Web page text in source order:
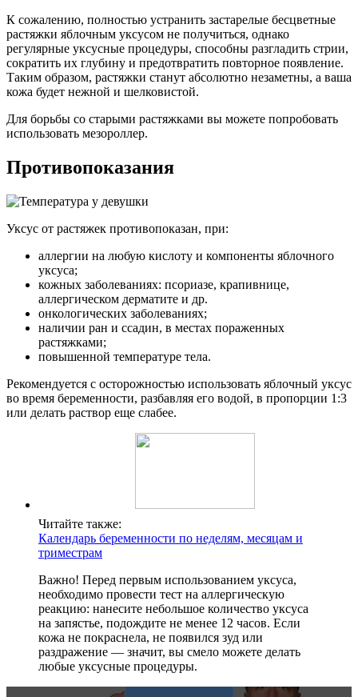
К сожалению, полностью устранить застарелые бесцветные
растяжки яблочным уксусом не получиться, однако
регулярные уксусные процедуры, способны разгладить стрии,
сократить их глубину и предотвратить повторное появление.
Таким образом, растяжки станут абсолютно незаметны, а ваша
кожа будет нежной и шелковистой.
Для борьбы со старыми растяжками вы можете попробовать
использовать мезороллер.
Противопоказания
Уксус от растяжек противопоказан, при:
аллергии на любую кислоту и компоненты яблочного
уксуса;
кожных заболеваниях: псориазе, крапивнице,
аллергическом дерматите и др.
онкологических заболеваниях;
наличии ран и ссадин, в местах пораженных
растяжками;
повышенной температуре тела.
Рекомендуется с осторожностью использовать яблочный уксус
во время беременности, разбавляя его водой, в пропорции 1:3
или делать раствор еще слабее.
Читайте также:
Календарь беременности по неделям, месяцам и
триместрам
Важно! Перед первым использованием уксуса,
необходимо провести тест на аллергическую
реакцию: нанесите небольшое количество уксуса
на запястье, подождите не менее 12 часов. Если
кожа не покраснела, не появился зуд или
раздражение — значит, вы смело можете делать
любые уксусные процедуры.